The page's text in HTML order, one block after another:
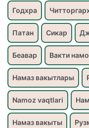
Годхра
Патан Сикар
Беавар Вакти
Намаз вакытлары
Namoz vaqtlari
Намаз вакыты